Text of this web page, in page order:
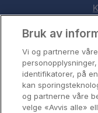
Bruk av
Vi og partnerne våre
identifikatorer, på
kan
og partnerne våre
velge «Avvis alle»